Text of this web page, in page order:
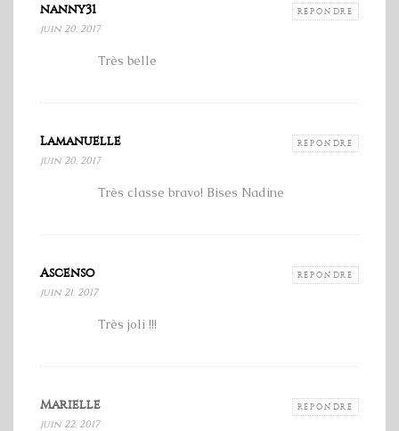
nanny31 RÉPONDRE
juin 20, 2017
Très belle
Lamanuelle RÉPONDRE
juin 20, 2017
Très classe bravo! Bises Nadine
Ascenso RÉPONDRE
juin 21, 2017
Très joli !!!
Marielle RÉPONDRE
juin 22, 2017